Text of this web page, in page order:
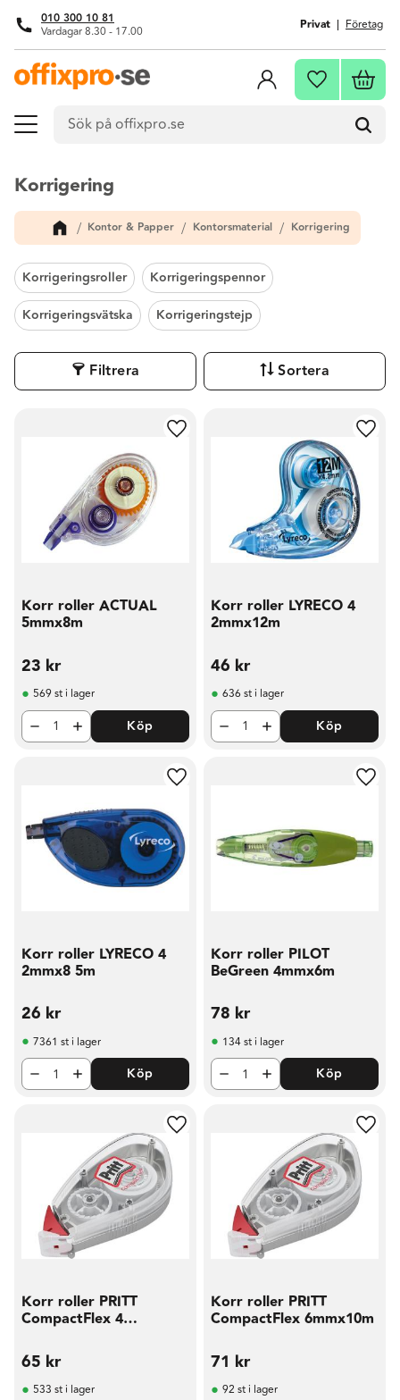
Meny
010 300 10 81
Vardagar 8.30 - 17.00 Privat Företag
Favoriter
Korrigering
Kontor & Papper Kontorsmaterial Korrigering
Korrigeringsroller
Korrigeringspennor
Korrigeringsvätska
Korrigeringstejp
Filtrera Sortera
Korr roller ACTUAL
5mmx8m
23 kr
Lägg till i favoriter
569 st i lager
Köp
Korr roller LYRECO 4
2mmx12m
46 kr
636 st i lager
Köp
Korr roller LYRECO 4
2mmx8 5m
26 kr
Lägg till i favoriter
7361 st i lager
Köp
Korr roller PILOT
BeGreen 4mmx6m
78 kr
134 st i lager
Köp
Korr roller PRITT
CompactFlex 4
65 kr
Lägg till i favoriter
533 st i lager
Korr roller PRITT
CompactFlex 6mmx10m
71 kr
92 st i lager